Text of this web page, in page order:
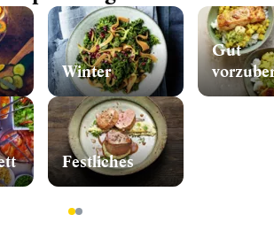
Winter
Festliches
Gut
12